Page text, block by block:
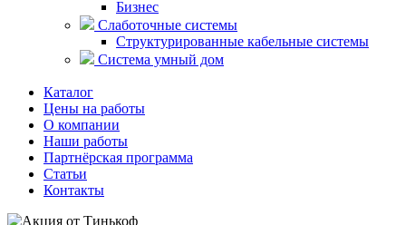
Бизнес
Слаботочные системы
Структурированные кабельные системы
Система умный дом
Каталог
Цены на работы
О компании
Наши работы
Партнёрская программа
Статьи
Контакты